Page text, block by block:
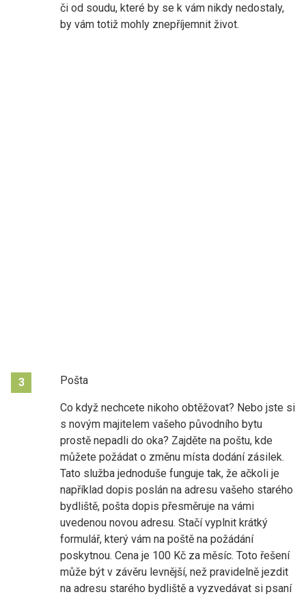
či od soudu, které by se k vám nikdy nedostaly,
by vám totiž mohly znepříjemnit život.
3 Pošta
Co když nechcete nikoho obtěžovat? Nebo jste si
s novým majitelem vašeho původního bytu
prostě nepadli do oka? Zajděte na poštu, kde
můžete požádat o změnu místa dodání zásilek.
Tato služba jednoduše funguje tak, že ačkoli je
například dopis poslán na adresu vašeho starého
bydliště, pošta dopis přesměruje na vámi
uvedenou novou adresu. Stačí vyplnit krátký
formulář, který vám na poště na požádání
poskytnou. Cena je 100 Kč za měsíc. Toto řešení
může být v závěru levnější, než pravidelně jezdit
na adresu starého bydliště a vyzvedávat si psaní